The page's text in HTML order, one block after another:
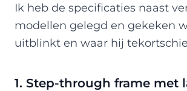
Ik heb de specificaties naast
modellen gelegd en gekeken
uitblinkt en waar hij
1. Step-through frame met